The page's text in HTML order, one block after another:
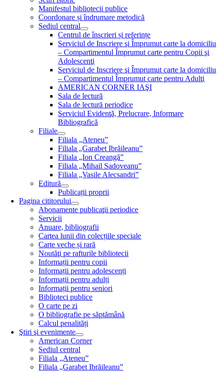
Manifestul bibliotecii publice
Coordonare și îndrumare metodică
Sediul central
Centrul de înscrieri și referințe
Serviciul de Inscriere şi Împrumut carte la domiciliu
– Compartimentul Împrumut carte pentru Copii şi
Adolescenţi
Serviciul de Inscriere şi Împrumut carte la domiciliu
– Compartimentul Împrumut carte pentru Adulţi
AMERICAN CORNER IAŞI
Sala de lectură
Sala de lectură periodice
Serviciul Evidenţă, Prelucrare, Informare
Bibliografică
Filiale
Filiala „Ateneu”
Filiala „Garabet Ibrăileanu”
Filiala „Ion Creangă”
Filiala „Mihail Sadoveanu”
Filiala „Vasile Alecsandri”
Editură
Publicații proprii
Pagina cititorului
Abonamente publicaţii periodice
Servicii
Anuare, bibliografii
Cartea lunii din colecțiile speciale
Carte veche și rară
Noutăţi pe rafturile bibliotecii
Informații pentru copii
Informații pentru adolescenți
Informații pentru adulți
Informații pentru seniori
Biblioteci publice
O carte pe zi
O bibliografie pe săptămână
Calcul penalități
Ştiri şi evenimente
American Corner
Sediul central
Filiala „Ateneu”
Filiala „Garabet Ibrăileanu”